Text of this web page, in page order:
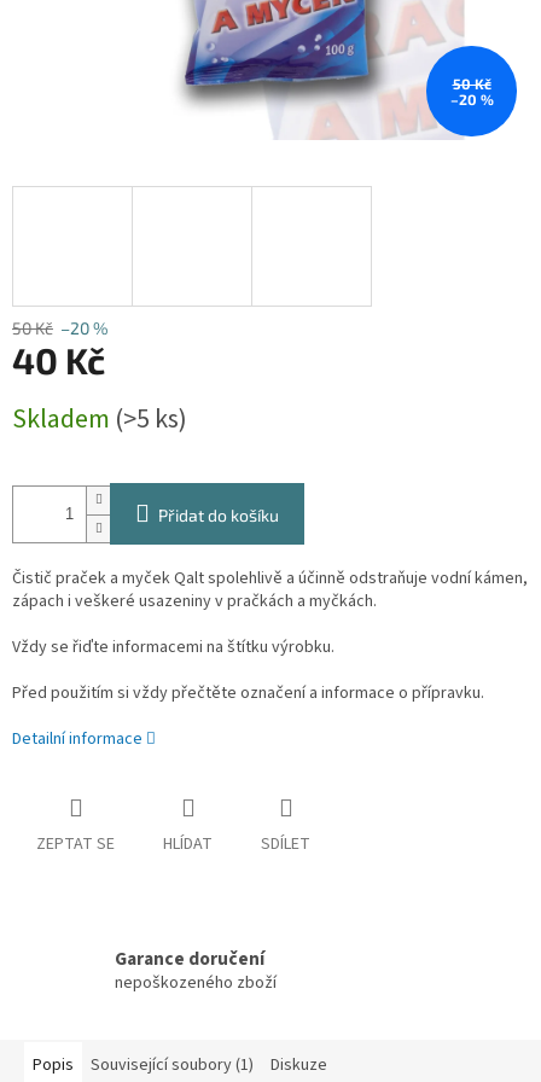
50 Kč
–20 %
50 Kč –20 %
40 Kč
cena:
Skladem (>5 ks)
Přidat do košíku
Čistič praček a myček Qalt spolehlivě a účinně odstraňuje vodní kámen,
zápach i veškeré usazeniny v pračkách a myčkách.
Vždy se řiďte informacemi na štítku výrobku.
Před použitím si vždy přečtěte označení a informace o přípravku.
Detailní informace
ZEPTAT SE HLÍDAT SDÍLET
Garance doručení
nepoškozeného zboží
Popis Související soubory (1) Diskuze